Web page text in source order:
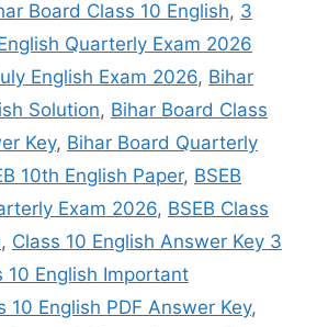
Board Class 10 English, 3
Quarterly Exam 2026
English Exam 2026, Bihar
Solution, Bihar Board Class
Key, Bihar Board Quarterly
10th English Paper, BSEB
Exam 2026, BSEB Class
, Class 10 English Answer Key 3
10 English Important
10 English PDF Answer Key,